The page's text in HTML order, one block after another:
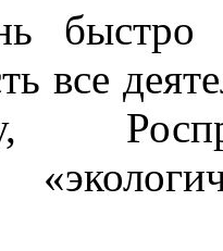
быстро
все